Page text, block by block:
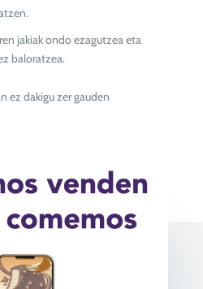
jakiak ondo ezagutzea eta
baloratzea.
ez dakigu zer gauden